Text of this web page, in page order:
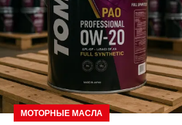
МОТОРНЫЕ МАСЛА